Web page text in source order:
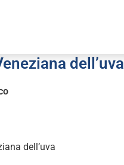
dell’uva
dell’uva